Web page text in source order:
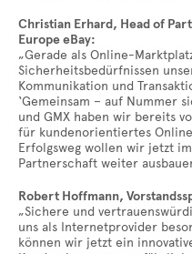
Christian Erhard, Head of
Europe eBay:
„Gerade als Online-
Sicherheitsbedürfnissen
Kommunikation und
‘Gemeinsam – auf Nummer
und GMX haben wir bereits
für kundenorientiertes
Erfolgsweg wollen wir jetzt
Partnerschaft weiter
Robert Hoffmann,
„Sichere und
uns als Internetprovider
können wir jetzt ein